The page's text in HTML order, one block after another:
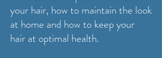
your hair, how to maintain the look
at home and how to keep your
hair at optimal health.